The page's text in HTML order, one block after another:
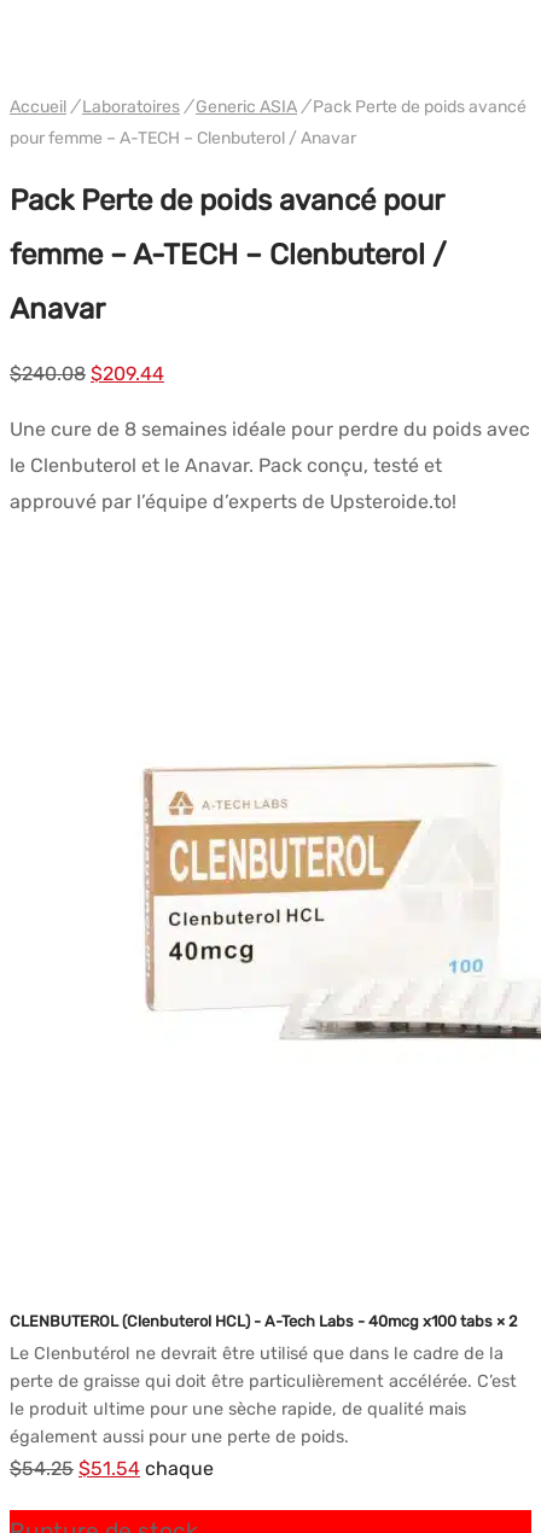
Accueil / Laboratoires / Generic ASIA /Pack Perte de poids avancé
pour femme – A-TECH – Clenbuterol / Anavar
Pack Perte de poids avancé pour
femme – A-TECH – Clenbuterol /
Anavar
$240.08 Le
$240.08.
$209.44Le
$209.44.
Une cure de 8 semaines idéale pour perdre du poids avec
le Clenbuterol et le Anavar. Pack conçu, testé et
approuvé par l’équipe d’experts de Upsteroide.to!
CLENBUTEROL (Clenbuterol HCL) - A-Tech Labs - 40mcg x100 tabs × 2
Le Clenbutérol ne devrait être utilisé que dans le cadre de la
perte de graisse qui doit être particulièrement accélérée. C’est
le produit ultime pour une sèche rapide, de qualité mais
également aussi pour une perte de poids.
$54.25 Le
$51.54Le
chaque